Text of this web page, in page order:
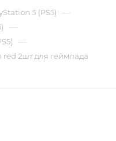
5 (PS5) —
—
—
red 2шт для геймпада